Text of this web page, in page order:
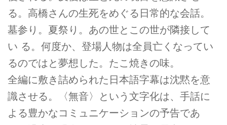
る。高橋さんの生死をめぐる日常的な会話。
墓参り。夏祭り。あの世とこの世が隣接して
い る。何度か、登場人物は全員亡くなってい
るのではと夢想した。たこ焼きの味。
全編に敷き詰められた日本語字幕は沈黙を意
識させる。〈無音〉という文字化は、手話に
よる豊かなコミュニケーションの予告であ